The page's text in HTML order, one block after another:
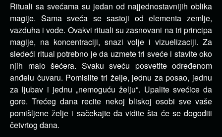
Rituali sa svećama su jedan od najjednostavnijih oblika
magije. Sama sveća se sastoji od elementa zemlje,
vazduha i vode. Ovakvi rituali su zasnovani na tri principa
magije, na koncentraciji, snazi volje i vizuelizaciji. Za
sledeći ritual potrebno je da uzmete tri sveće i stavite oko
njih malo šećera. Svaku sveću posvetite određenom
anđelu čuvaru. Pomislite tri želje, jednu za posao, jednu
za ljubav i jednu „nemoguću želju“. Upalite svećice da
gore. Trećeg dana recite nekoj bliskoj osobi sve vaše
pomišljene želje i sačekajte da vidite šta će se dogoditi
četvrtog dana.